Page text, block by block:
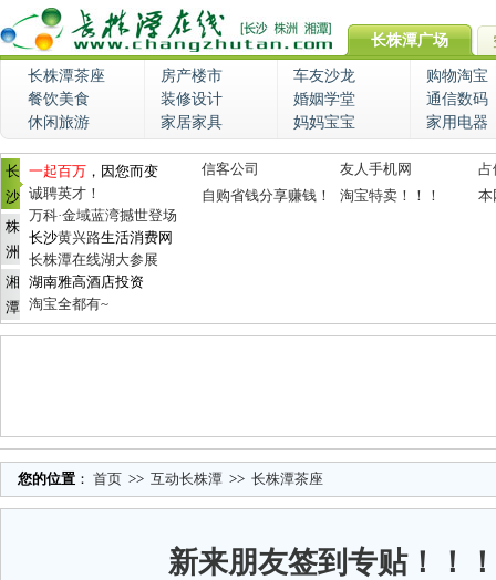
长株潭广场
长株潭茶座 房产楼市 车友沙龙
购物淘宝
餐饮美食
装修设计 婚姻学堂
通信数码
休闲旅游
家居家具 妈妈宝宝 家用电器
长
沙
株
洲
湘
潭
一起百万 ，因您而变
诚聘英才！
万科·金域蓝湾撼世登场
长沙黄兴路生活消费网
长株潭在线湖大参展
湖南雅高酒店投资
淘宝全都有~
信客公司 友人手机网
占
自购省钱分享赚钱！
淘宝特卖！！！ 本
您的位置 ： 首页 >> 互动长株潭 >> 长株潭茶座
新来朋友签到专贴！！！